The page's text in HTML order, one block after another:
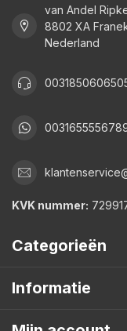
van Andel
8802 XA
Nederland
KVK nummer:
Categorieën
Informatie